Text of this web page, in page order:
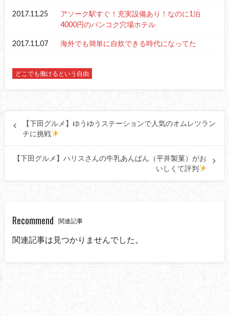
2017.11.25
アソーク駅すぐ！充実設備あり！なのに1泊
4000円のバンコク穴場ホテル
2017.11.07 海外でも簡単に自炊できる時代になってた
どこでも働けるという自由
【下田グルメ】ゆうゆうステーションで人気のオムレツラン
チに挑戦
【下田グルメ】ハリスさんの牛乳あんぱん（平井製菓）がお
いしくて評判
Recommend 関連記事
関連記事は見つかりませんでした。